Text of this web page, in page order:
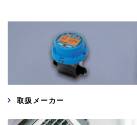
取扱メーカー